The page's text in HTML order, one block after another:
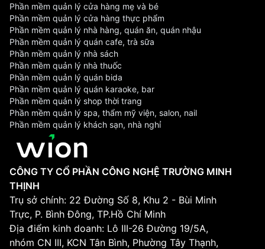
Phần mềm quản lý cửa hàng mẹ và bé
Phần mềm quản lý cửa hàng thực phẩm
Phần mềm quản lý nhà hàng, quán ăn, quán nhậu
Phần mềm quản lý quán cafe, trà sữa
Phần mềm quản lý nhà sách
Phần mềm quản lý nhà thuốc
Phần mềm quản lý quán bida
Phần mềm quản lý quán karaoke, bar
Phần mềm quản lý shop thời trang
Phần mềm quản lý spa, thẩm mỹ viện, salon, nail
Phần mềm quản lý khách sạn, nhà nghỉ
CÔNG TY CỔ PHẦN CÔNG NGHỆ TRƯỜNG MINH
THỊNH
Trụ sở chính: 22 Đường Số 8, Khu 2 - Bùi Minh
Trực, P. Bình Đông, TP.Hồ Chí Minh
Địa điểm kinh doanh: Lô III-26 Đường 19/5A,
nhóm CN III, KCN Tân Bình, Phường Tây Thạnh,